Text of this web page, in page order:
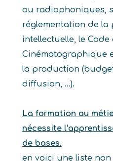
ou radiophoniques,
réglementation de la
intellectuelle, le Code
Cinématographique
la production
diffusion, …).
La formation au
nécessite
de bases.
en voici une liste